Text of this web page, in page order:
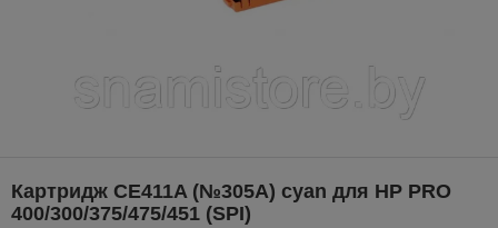
Картридж CE411A (№305A) cyan для HP PRO
400/300/375/475/451 (SPI)